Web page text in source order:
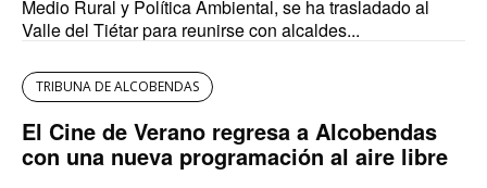
Medio Rural y Política Ambiental, se ha trasladado al
Valle del Tiétar para reunirse con alcaldes...
TRIBUNA DE ALCOBENDAS
El Cine de Verano regresa a Alcobendas
con una nueva programación al aire libre